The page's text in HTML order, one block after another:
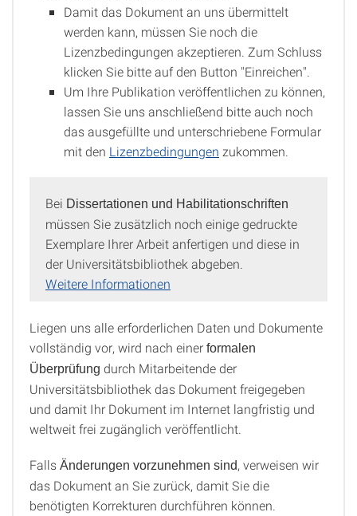
Damit das Dokument an uns übermittelt
werden kann, müssen Sie noch die
Lizenzbedingungen akzeptieren. Zum Schluss
klicken Sie bitte auf den Button "Einreichen".
Um Ihre Publikation veröffentlichen zu können,
lassen Sie uns anschließend bitte auch noch
das ausgefüllte und unterschriebene Formular
mit den Lizenzbedingungen zukommen.
Bei Dissertationen und Habilitationschriften
müssen Sie zusätzlich noch einige gedruckte
Exemplare Ihrer Arbeit anfertigen und diese in
der Universitätsbibliothek abgeben.
Weitere Informationen
Liegen uns alle erforderlichen Daten und Dokumente
vollständig vor, wird nach einer formalen
Überprüfung durch Mitarbeitende der
Universitätsbibliothek das Dokument freigegeben
und damit Ihr Dokument im Internet langfristig und
weltweit frei zugänglich veröffentlicht.
Falls Änderungen vorzunehmen sind, verweisen wir
das Dokument an Sie zurück, damit Sie die
benötigten Korrekturen durchführen können.